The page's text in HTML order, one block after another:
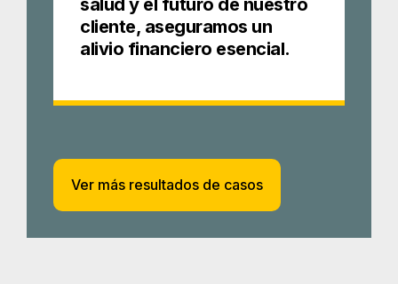
salud y el futuro de nuestro
cliente, aseguramos un
alivio financiero esencial.
Ver más resultados de casos